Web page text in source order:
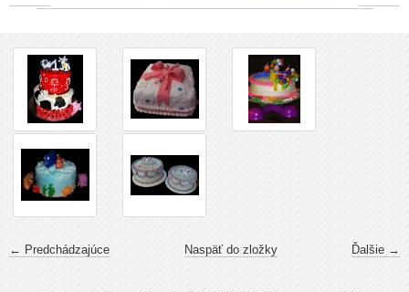
← Predchádzajúce Ďalšie →
Naspäť do zložky